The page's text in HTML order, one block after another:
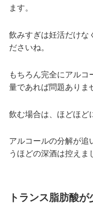
ます。
飲みすぎは妊活だけな
ださいね。
もちろん完全にアルコ
量であれば問題ありま
飲む場合は、ほどほど
アルコールの分解が追
うほどの深酒は控えま
トランス脂肪酸